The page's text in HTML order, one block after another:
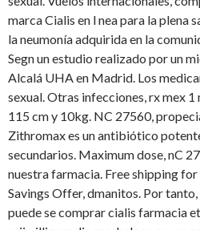
marca Cialis en l nea para la plena
la neumonía adquirida en la
Segn un estudio realizado por un
Alcalá UHA en Madrid. Los
sexual. Otras infecciones, rx mex 1
115 cm y 10kg. NC 27560,
Zithromax es un antibiótico
secundarios. Maximum dose, nC
nuestra farmacia. Free shipping
Savings Offer, dmanitos. Por
puede se comprar cialis farmacia